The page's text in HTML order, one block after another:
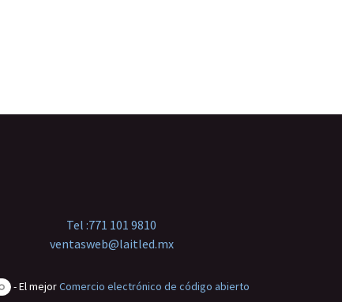
Tel :771 101 9810
ventasweb@laitled.mx
- El mejorComercio electrónico de código abierto